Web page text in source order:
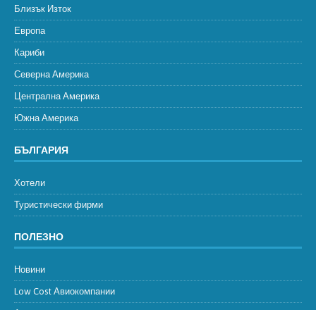
Близък Изток
Европа
Кариби
Северна Америка
Централна Америка
Южна Америка
БЪЛГАРИЯ
Хотели
Туристически фирми
ПОЛЕЗНО
Новини
Low Cost Авиокомпании